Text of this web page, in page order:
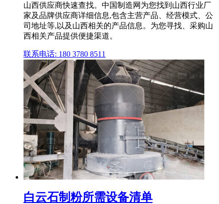
山西供应商快速查找。中国制造网为您找到山西行业厂
家及品牌供应商详细信息,包含主营产品、经营模式、公
司地址等,以及山西相关的产品信息。为您寻找、采购山
西相关产品提供便捷渠道。
联系电话: 180 3780 8511
白云石制粉所需设备清单